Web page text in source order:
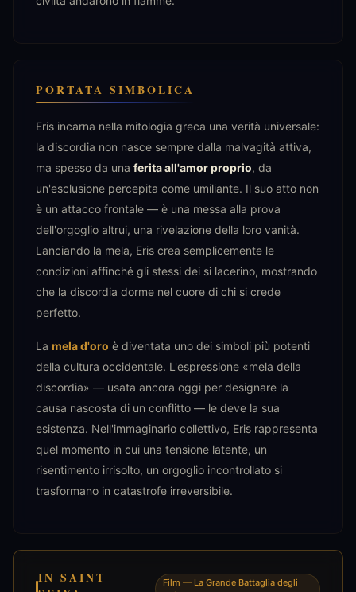
PORTATA SIMBOLICA
Eris incarna nella mitologia greca una verità universale:
la discordia non nasce sempre dalla malvagità attiva,
ma spesso da una ferita all'amor proprio, da
un'esclusione percepita come umiliante. Il suo atto non
è un attacco frontale — è una messa alla prova
dell'orgoglio altrui, una rivelazione della loro vanità.
Lanciando la mela, Eris crea semplicemente le
condizioni affinché gli stessi dei si lacerino, mostrando
che la discordia dorme nel cuore di chi si crede
perfetto.
La mela d'oro è diventata uno dei simboli più potenti
della cultura occidentale. L'espressione «mela della
discordia» — usata ancora oggi per designare la
causa nascosta di un conflitto — le deve la sua
esistenza. Nell'immaginario collettivo, Eris rappresenta
quel momento in cui una tensione latente, un
risentimento irrisolto, un orgoglio incontrollato si
trasformano in catastrofe irreversibile.
IN SAINT
Film — La Grande Battaglia degli